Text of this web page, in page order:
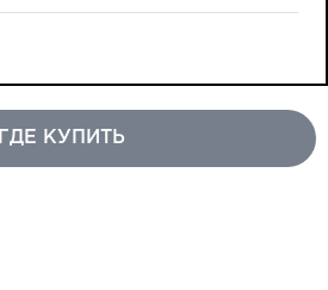
Проекты
ГДЕ КУПИТЬ